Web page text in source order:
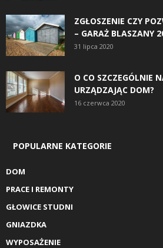
ZGŁOSZENIE CZY
– GARAŻ BLASZANY
31 lipca 2020
O CO SZCZEGÓLNIE
URZĄDZAJĄC DOM?
16 czerwca 2020
POPULARNE KATEGORIE
DOM
PRACE I REMONTY
GŁOWICE STUDNI
GNIAZDKA
WYPOSAŻENIE